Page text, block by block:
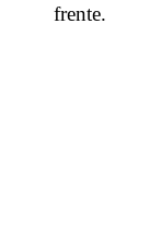
frente.